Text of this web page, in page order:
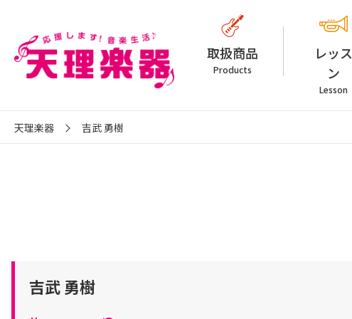
取扱商品
Products
レッス
ン
Lesson
天理楽器 吉武 勇樹
吉武 勇樹